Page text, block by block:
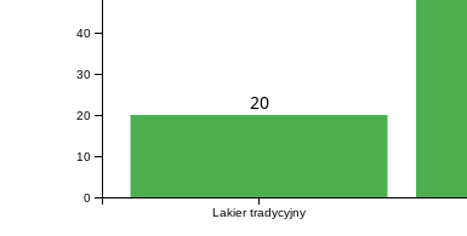
Lakier tradycyjny
0
10
20
30
40
20